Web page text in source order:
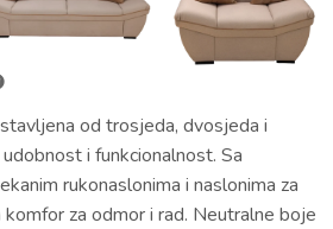
od trosjeda, dvosjeda i
i funkcionalnost. Sa
rukonaslonima i naslonima za
komfor za odmor i rad. Neutralne boje